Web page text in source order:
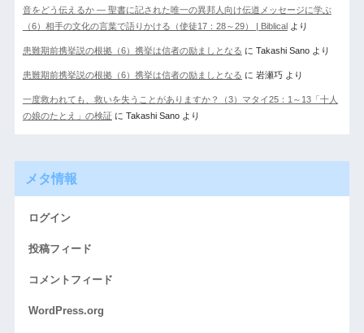
音をどう伝えるか ― 聖書に記された唯一の異邦人向け伝道メッセージに学ぶ
（6）相手の文化の言葉で語りかける（使徒17：28～29） | Biblicalより
患難期前携挙説の根拠（6）携挙は信者の励ましとなる に Takashi Sanoより
患難期前携挙説の根拠（6）携挙は信者の励ましとなる に 岩瀬巧より
一度救われても、救いを失うことがありますか？（3）マタイ25：1～13「十人
の娘のたとえ」の検証に Takashi Sanoより
メタ情報
ログイン
投稿フィード
コメントフィード
WordPress.org